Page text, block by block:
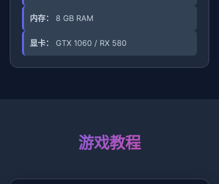
内存： 8 GB RAM
显卡： GTX 1060 / RX 580
游戏教程